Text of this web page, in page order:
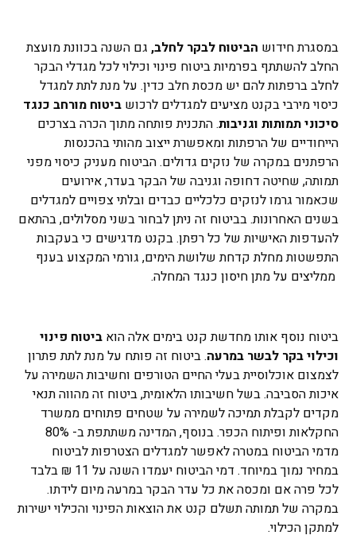
במסגרת חידוש הביטוח לבקר לחלב,גם השנה בכוונת מועצת
החלב להשתתף בפרמיות ביטוח פינוי וכילוי לכל מגדלי הבקר
לחלב ברפתות להם יש מכסת חלב כדין. על מנת לתת למגדל
כיסוי מירבי בקנט מציעים למגדלים לרכוש ביטוח מורחב כנגד
סיכוני תמותות וגניבות. התכנית פותחה מתוך הכרה בצרכים
הייחודיים של הרפתות ומאפשרת ייצוב מהותי בהכנסות
הרפתנים במקרה של נזקים גדולים. הביטוח מעניק כיסוי מפני
תמותה, שחיטה דחופה וגניבה של הבקר בעדר, אירועים
שכאמור גרמו לנזקים כלכליים כבדים ובלתי צפויים למגדלים
בשנים האחרונות. בביטוח זה ניתן לבחור בשני מסלולים, בהתאם
להעדפות האישיות של כל רפתן. בקנט מדגישים כי בעקבות
התפשטות מחלת קדחת שלושת הימים, גורמי המקצוע בענף
ממליצים על מתן חיסון כנגד המחלה.
ביטוח נוסף אותו מחדשת קנט בימים אלה הוא ביטוח פינוי
וכילויבקר לבשר במרעה. ביטוח זה פותח על מנת לתת פתרון
לצמצום אוכלוסיית בעלי החיים הטורפים וחשיבות השמירה על
איכות הסביבה. בשל חשיבותו הלאומית, ביטוח זה מהווה תנאי
מקדים לקבלת תמיכה לשמירה על שטחים פתוחים ממשרד
החקלאות ופיתוח הכפר. בנוסף, המדינה משתתפת ב- 80%
מדמי הביטוח במטרה לאפשר למגדלים הצטרפות לביטוח
במחיר נמוך במיוחד. דמי הביטוח יעמדו השנה על 11 ₪ בלבד
לכל פרה אם ומכסה את כל עדר הבקר במרעה מיום לידתו.
במקרה של תמותה תשלם קנט את הוצאות הפינוי והכילוי ישירות
למתקן הכילוי.